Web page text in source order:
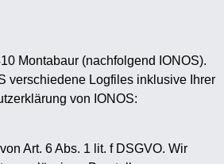
Montabaur (nachfolgend IONOS).
verschiedene Logfiles inklusive Ihrer
von IONOS:
Art. 6 Abs. 1 lit. f DSGVO. Wir